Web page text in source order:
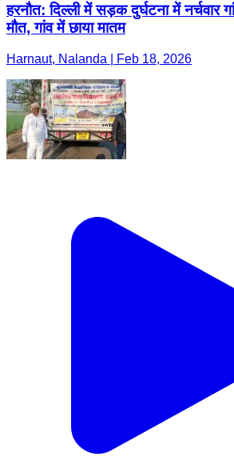
हरनौत: दिल्ली में सड़क दुर्घटना में नर्चवार
मौत, गांव में छाया मातम
Harnaut, Nalanda | Feb 18, 2026